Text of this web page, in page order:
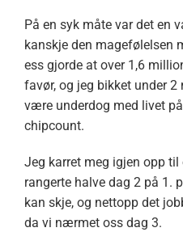
På en syk måte var det en
kanskje den magefølelsen
ess gjorde at over 1,6
favør, og jeg bikket under
være underdog med livet
chipcount.
Jeg karret meg igjen opp
rangerte halve dag 2 på 1.
kan skje, og nettopp det
da vi nærmet oss dag 3.